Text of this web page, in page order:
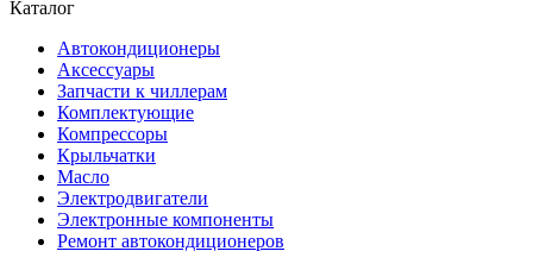
Каталог
Автокондиционеры
Аксессуары
Запчасти к чиллерам
Комплектующие
Компрессоры
Крыльчатки
Масло
Электродвигатели
Электронные компоненты
Ремонт автокондиционеров